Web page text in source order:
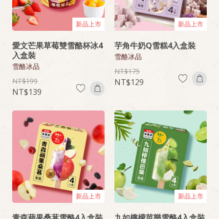
新品上市
愛文芒果草莓雙雪酪杯冰4
入盒裝
雪酪冰品
199
139
新品上市
芋角牛奶Q雪糕4入盒裝
雪酪冰品
175
129
新品上市 新品上市